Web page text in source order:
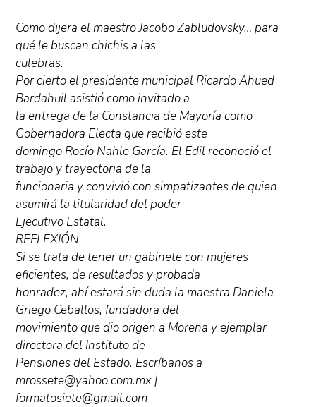
Como dijera el maestro Jacobo Zabludovsky… para
qué le buscan chichis a las
culebras.
Por cierto el presidente municipal Ricardo Ahued
Bardahuil asistió como invitado a
la entrega de la Constancia de Mayoría como
Gobernadora Electa que recibió este
domingo Rocío Nahle García. El Edil reconoció el
trabajo y trayectoria de la
funcionaria y convivió con simpatizantes de quien
asumirá la titularidad del poder
Ejecutivo Estatal.
REFLEXIÓN
Si se trata de tener un gabinete con mujeres
eficientes, de resultados y probada
honradez, ahí estará sin duda la maestra Daniela
Griego Ceballos, fundadora del
movimiento que dio origen a Morena y ejemplar
directora del Instituto de
Pensiones del Estado. Escríbanos a
mrossete@yahoo.com.mx |
formatosiete@gmail.com